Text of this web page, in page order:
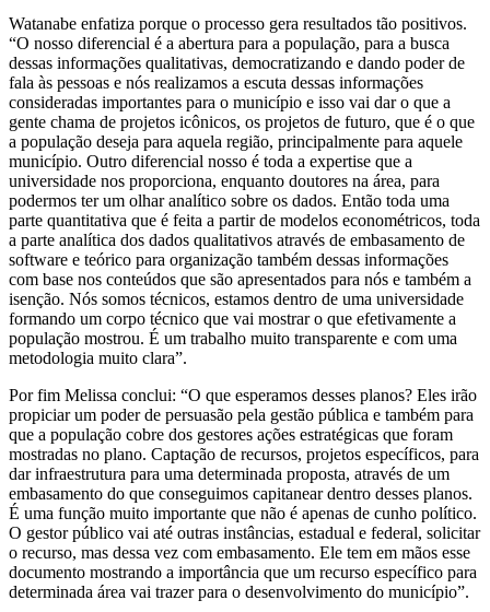
Watanabe enfatiza porque o processo gera resultados tão positivos.
“O nosso diferencial é a abertura para a população, para a busca
dessas informações qualitativas, democratizando e dando poder de
fala às pessoas e nós realizamos a escuta dessas informações
consideradas importantes para o município e isso vai dar o que a
gente chama de projetos icônicos, os projetos de futuro, que é o que
a população deseja para aquela região, principalmente para aquele
município. Outro diferencial nosso é toda a expertise que a
universidade nos proporciona, enquanto doutores na área, para
podermos ter um olhar analítico sobre os dados. Então toda uma
parte quantitativa que é feita a partir de modelos econométricos, toda
a parte analítica dos dados qualitativos através de embasamento de
software e teórico para organização também dessas informações
com base nos conteúdos que são apresentados para nós e também a
isenção. Nós somos técnicos, estamos dentro de uma universidade
formando um corpo técnico que vai mostrar o que efetivamente a
população mostrou. É um trabalho muito transparente e com uma
metodologia muito clara”.
Por fim Melissa conclui: “O que esperamos desses planos? Eles irão
propiciar um poder de persuasão pela gestão pública e também para
que a população cobre dos gestores ações estratégicas que foram
mostradas no plano. Captação de recursos, projetos específicos, para
dar infraestrutura para uma determinada proposta, através de um
embasamento do que conseguimos capitanear dentro desses planos.
É uma função muito importante que não é apenas de cunho político.
O gestor público vai até outras instâncias, estadual e federal, solicitar
o recurso, mas dessa vez com embasamento. Ele tem em mãos esse
documento mostrando a importância que um recurso específico para
determinada área vai trazer para o desenvolvimento do município”.